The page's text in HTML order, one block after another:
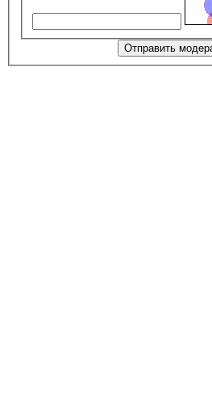
Отправить